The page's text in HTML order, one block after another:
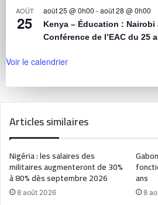
AOÛT
25
août 25 @ 0h00 -août 28 @ 0h00
Kenya – Éducation : Nairobi
Conférence de l’EAC du 25
Voir le calendrier
Articles similaires
Nigéria : les salaires des
militaires augmenteront de 30%
à 80% dès septembre 2026
8 août 2026
ans
8